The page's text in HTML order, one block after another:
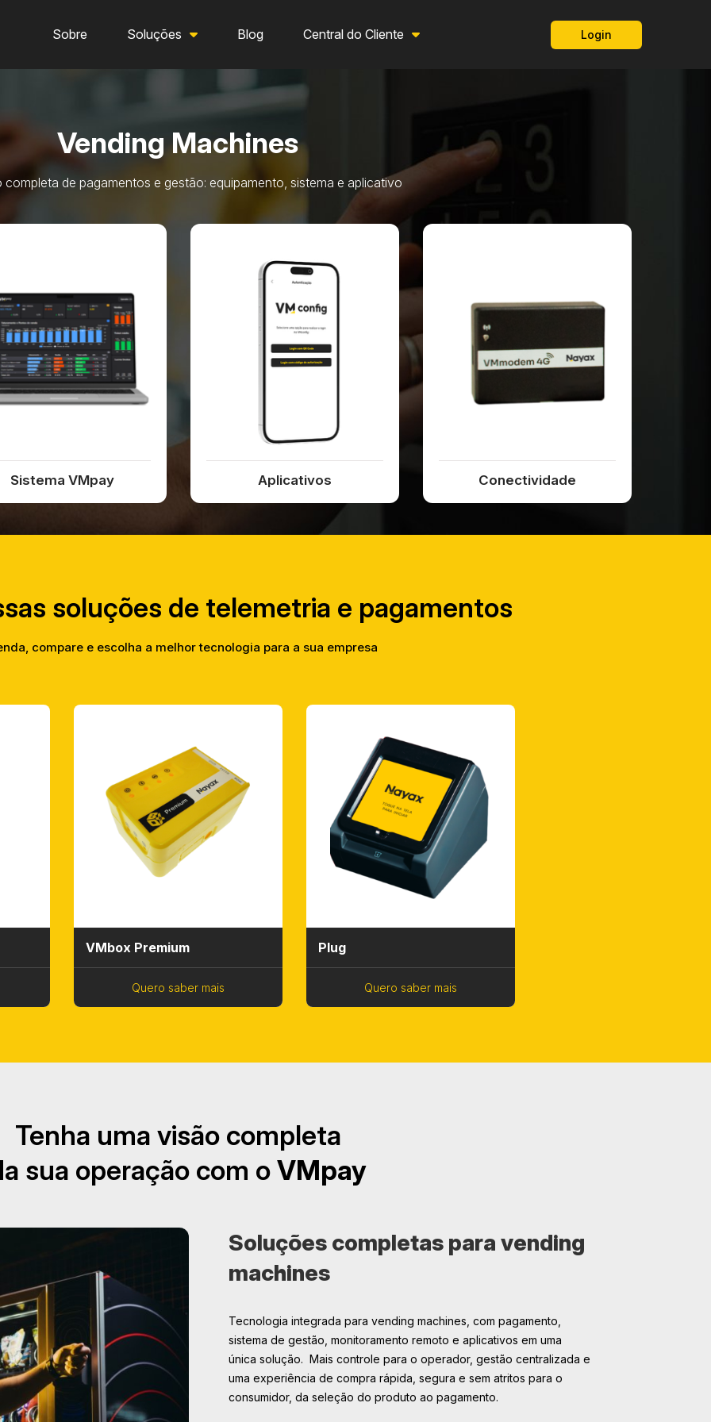
Sobre Soluções Blog Central do Cliente Login
Vending Machines
de pagamentos e gestão: equipamento, sistema e aplicativo
Sistema VMpay Aplicativos Conectividade
soluções de telemetria e pagamentos
compare e escolha a melhor tecnologia para a sua empresa
VMbox Premium
Quero saber mais
Plug
Quero saber mais
Tenha uma visão completa
sua operação com oVMpay
Soluções completas para vending
machines
Tecnologia integrada para vending machines, com pagamento,
sistema de gestão, monitoramento remoto e aplicativos em uma
única solução. Mais controle para o operador, gestão centralizada e
uma experiência de compra rápida, segura e sem atritos para o
consumidor, da seleção do produto ao pagamento.